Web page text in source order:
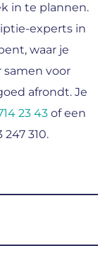
in te plannen.
experts in
waar je
voor
afrondt. Je
23 43 of een
310.